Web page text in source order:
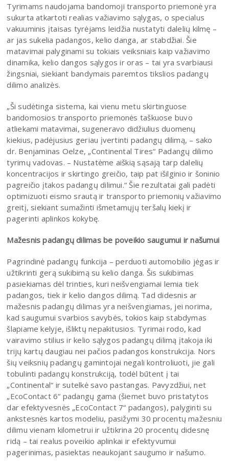
Tyrimams naudojama bandomoji transporto priemonė yra
sukurta atkartoti realias važiavimo sąlygas, o specialus
vakuuminis įtaisas tyrėjams leidžia nustatyti dalelių kilmę –
ar jas sukelia padangos, kelio danga, ar stabdžiai. Šie
matavimai palyginami su tokiais veiksniais kaip važiavimo
dinamika, kelio dangos sąlygos ir oras – tai yra svarbiausi
žingsniai, siekiant bandymais paremtos tikslios padangų
dilimo analizės.
„Ši sudėtinga sistema, kai vienu metu skirtinguose
bandomosios transporto priemonės taškuose buvo
atliekami matavimai, sugeneravo didžiulius duomenų
kiekius, padėjusius geriau įvertinti padangų dilimą, – sako
dr. Benjaminas Oelze, „Continental Tires“ Padangų dilimo
tyrimų vadovas. – Nustatėme aiškią sąsają tarp dalelių
koncentracijos ir skirtingo greičio, taip pat išilginio ir šoninio
pagreičio įtakos padangų dilimui.“ Šie rezultatai gali padėti
optimizuoti eismo srautą ir transporto priemonių važiavimo
greitį, siekiant sumažinti išmetamųjų teršalų kiekį ir
pagerinti aplinkos kokybę.
Mažesnis padangų dilimas be poveikio saugumui ir našumui
Pagrindinė padangų funkcija – perduoti automobilio jėgas ir
užtikrinti gerą sukibimą su kelio danga. Šis sukibimas
pasiekiamas dėl trinties, kuri neišvengiamai lemia tiek
padangos, tiek ir kelio dangos dilimą. Tad didesnis ar
mažesnis padangų dilimas yra neišvengiamas, jei norima,
kad saugumui svarbios savybės, tokios kaip stabdymas
šlapiame kelyje, išliktų nepakitusios. Tyrimai rodo, kad
vairavimo stilius ir kelio sąlygos padangų dilimą įtakoja iki
trijų kartų daugiau nei pačios padangos konstrukcija. Nors
šių veiksnių padangų gamintojai negali kontroliuoti, jie gali
tobulinti padangų konstrukciją, todėl būtent į tai
„Continental“ ir sutelkė savo pastangas. Pavyzdžiui, net
„EcoContact 6“ padangų gama (šiemet buvo pristatytos
dar efektyvesnės „EcoContact 7“ padangos), palyginti su
ankstesnės kartos modeliu, pasižymi 30 procentų mažesniu
dilimu vienam kilometrui ir užtikrina 20 procentų didesnę
ridą – tai realus poveikio aplinkai ir efektyvumui
pagerinimas, pasiektas neaukojant saugumo ir našumo.